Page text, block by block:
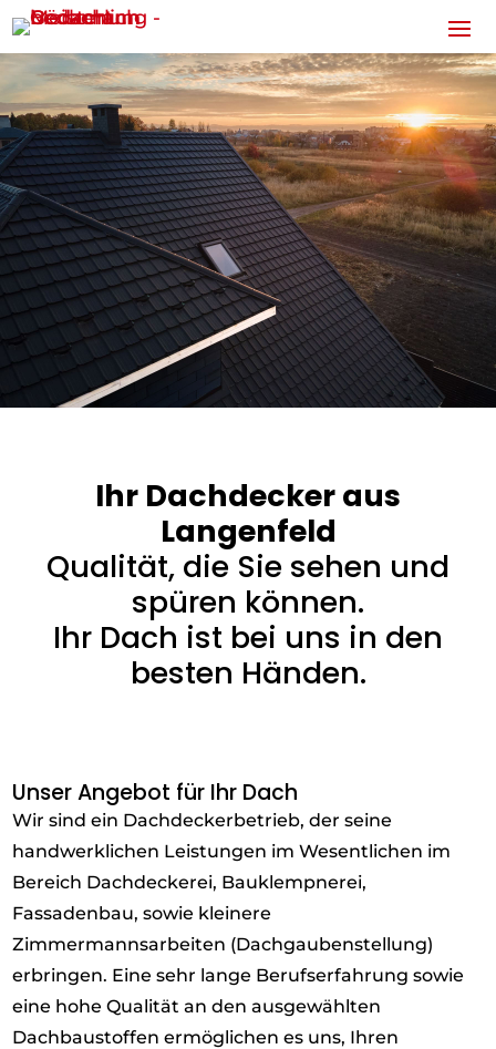
Ihr Dachdecker aus
Langenfeld
Qualität, die Sie sehen und
spüren können.
Ihr Dach ist bei uns in den
besten Händen.
Unser Angebot für Ihr Dach
Wir sind ein Dachdeckerbetrieb, der seine
handwerklichen Leistungen im Wesentlichen im
Bereich Dachdeckerei, Bauklempnerei,
Fassadenbau, sowie kleinere
Zimmermannsarbeiten (Dachgaubenstellung)
erbringen. Eine sehr lange Berufserfahrung sowie
eine hohe Qualität an den ausgewählten
Dachbaustoffen ermöglichen es uns, Ihren